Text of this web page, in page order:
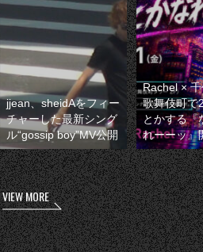
jjean、sheidAをフィー
チャーした最新シング
ル“gossip boy”MV公開
Rachel ×
歌舞伎町で
とかする『
れーーッ』
VIEW MORE